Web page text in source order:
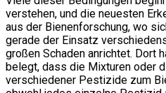
verstehen, und die neuesten
aus der Bienenforschung, wo
gerade der Einsatz
großen Schaden anrichtet. Dort
belegt, dass die Mixturen oder
verschiedener Pestizide zum